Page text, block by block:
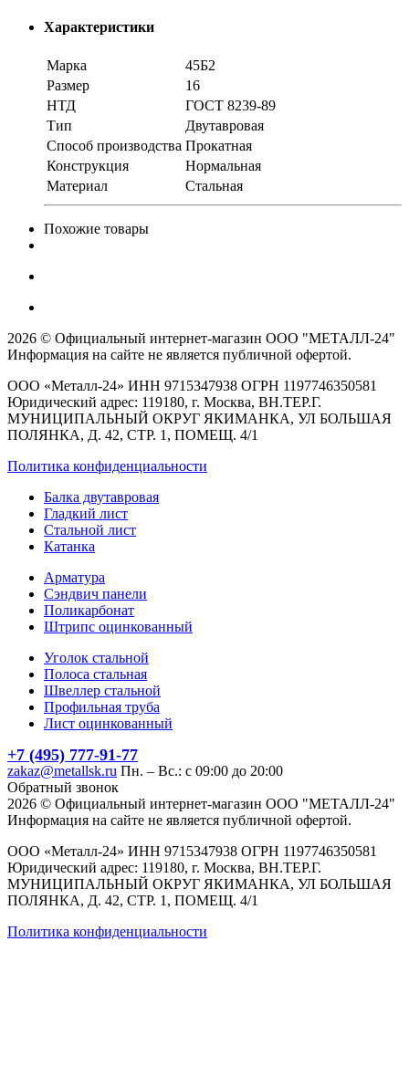
Характеристики
Марка
45Б2
Размер
16
НТД
ГОСТ 8239-89
Тип
Двутавровая
Способ производства Прокатная
Конструкция
Нормальная
Материал
Стальная
Похожие товары
2026 © Официальный интернет-магазин ООО "МЕТАЛЛ-24"
Информация на сайте не является публичной офертой.
ООО «Металл-24» ИНН 9715347938 ОГРН 1197746350581
Юридический адрес: 119180, г. Москва, ВН.ТЕР.Г.
МУНИЦИПАЛЬНЫЙ ОКРУГ ЯКИМАНКА, УЛ БОЛЬШАЯ
ПОЛЯНКА, Д. 42, СТР. 1, ПОМЕЩ. 4/1
Политика конфиденциальности
Балка двутавровая
Гладкий лист
Стальной лист
Катанка
Арматура
Сэндвич панели
Поликарбонат
Штрипс оцинкованный
Уголок стальной
Полоса стальная
Швеллер стальной
Профильная труба
Лист оцинкованный
+7 (495) 777-91-77
zakaz@metallsk.ru Пн. – Вс.: с 09:00 до 20:00
Обратный звонок
2026 © Официальный интернет-магазин ООО "МЕТАЛЛ-24"
Информация на сайте не является публичной офертой.
ООО «Металл-24» ИНН 9715347938 ОГРН 1197746350581
Юридический адрес: 119180, г. Москва, ВН.ТЕР.Г.
МУНИЦИПАЛЬНЫЙ ОКРУГ ЯКИМАНКА, УЛ БОЛЬШАЯ
ПОЛЯНКА, Д. 42, СТР. 1, ПОМЕЩ. 4/1
Политика конфиденциальности